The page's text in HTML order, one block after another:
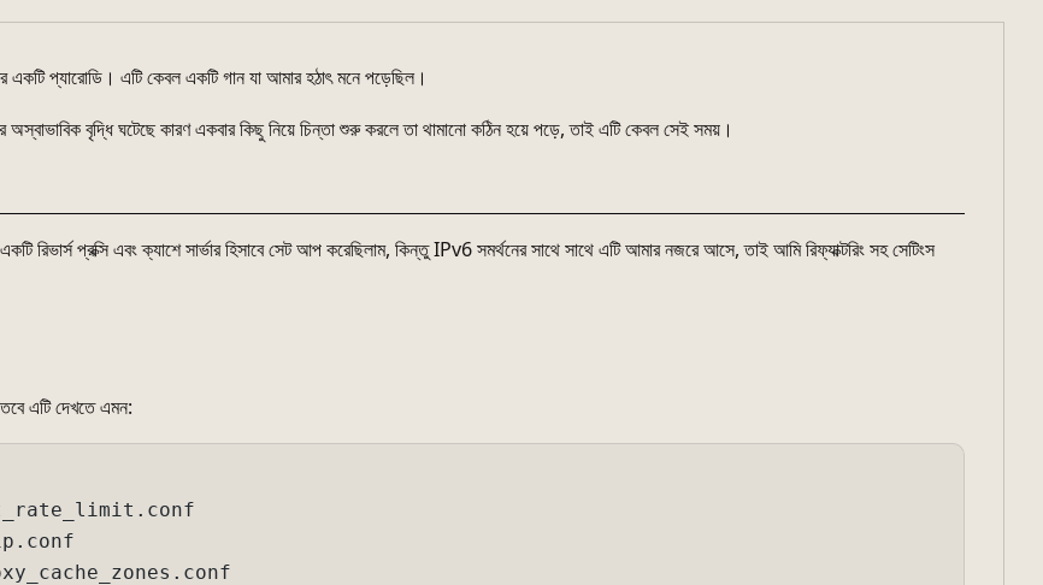
একটি প্যারোডি। এটি কেবল একটি গান যা আমার হঠাৎ মনে পড়েছিল।
বৃদ্ধি ঘটেছে কারণ একবার কিছু নিয়ে চিন্তা শুরু করলে তা থামানো কঠিন হয়ে পড়ে, তাই এটি কেবল সেই সময়।
রিভার্স প্রক্সি এবং ক্যাশে সার্ভার হিসাবে সেট আপ করেছিলাম, কিন্তু IPv6 সমর্থনের সাথে সাথে এটি আমার নজরে আসে, তাই আমি রিফ্যাক্টরিং সহ সেটিংস
এটি দেখতে এমন: